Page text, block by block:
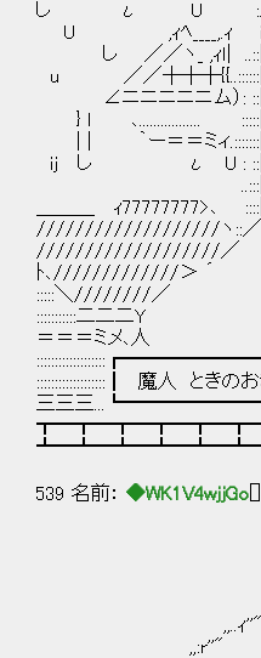
し ι U :.
U ,ｨﾍ____,.ｨ i その
し ／／ヽ_ ,ｨｌ| ..::|
u ／／┼┼┼{{..::::::|. そ
∠ニニニニニム）: ::|
} l ､................. :::::|
| | ｀ー＝＝ミィ.:::::::|
ij し ι U : ::|
..:::|
＿＿＿ ｨ77777777>､ ::::|
///////////////////ヽ::／
///////////////////／
ﾄ､/////////////＞ ´
:::::＼////////／
:::::::::::二二二Y
＝＝＝ミメ､人
:::::::::::::::::::┃ 魔人 ときの
三三三
539 名前： ◆WK1V4wjjGo
【 朱春市
_,,.-‐:''"".. ´'-
,,..